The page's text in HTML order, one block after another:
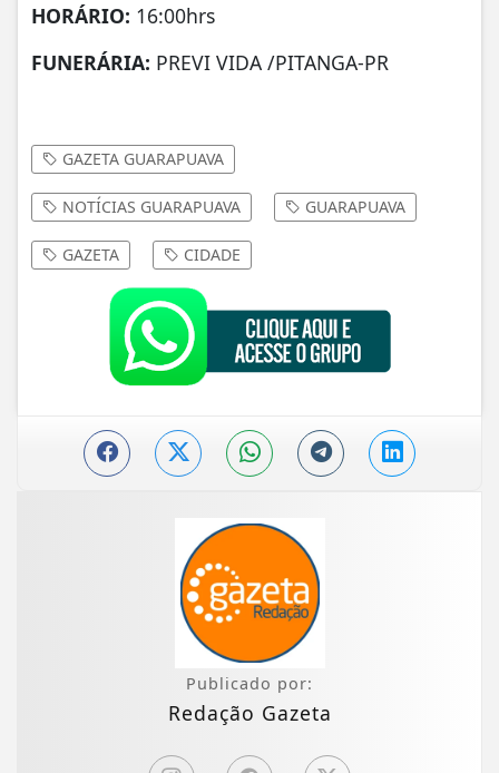
HORÁRIO: 16:00hrs
FUNERÁRIA: PREVI VIDA /PITANGA-PR
GAZETA GUARAPUAVA
NOTÍCIAS GUARAPUAVA GUARAPUAVA
GAZETA CIDADE
Publicado por:
Redação Gazeta